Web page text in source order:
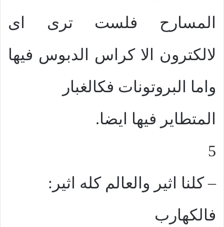
المسارح فلست ترى اى
لالكترون الا كراس الدبوس فيها
واما البروتونات فكالغبار
المتطاير فيها ايضا.
5
– كلنا اثير والعالم كله اثير:
فالكهارب